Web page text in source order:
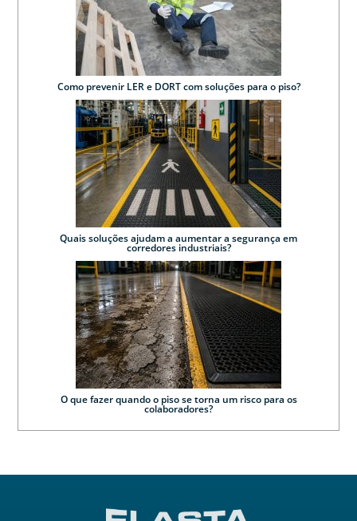
Como prevenir LER e DORT com soluções para o piso?
Quais soluções ajudam a aumentar a segurança em
corredores industriais?
O que fazer quando o piso se torna um risco para os
colaboradores?